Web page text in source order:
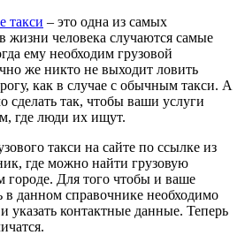
такси – это одна из самых
жизни человека случаются самые
ему необходим грузовой
же никто не выходит ловить
как в случае с обычным такси. А
сделать так, чтобы ваши услуги
где люди их ищут.
такси на сайте по ссылке из
где можно найти грузовую
Для того чтобы и ваше
в данном справочнике необходимо
указать контактные данные. Теперь